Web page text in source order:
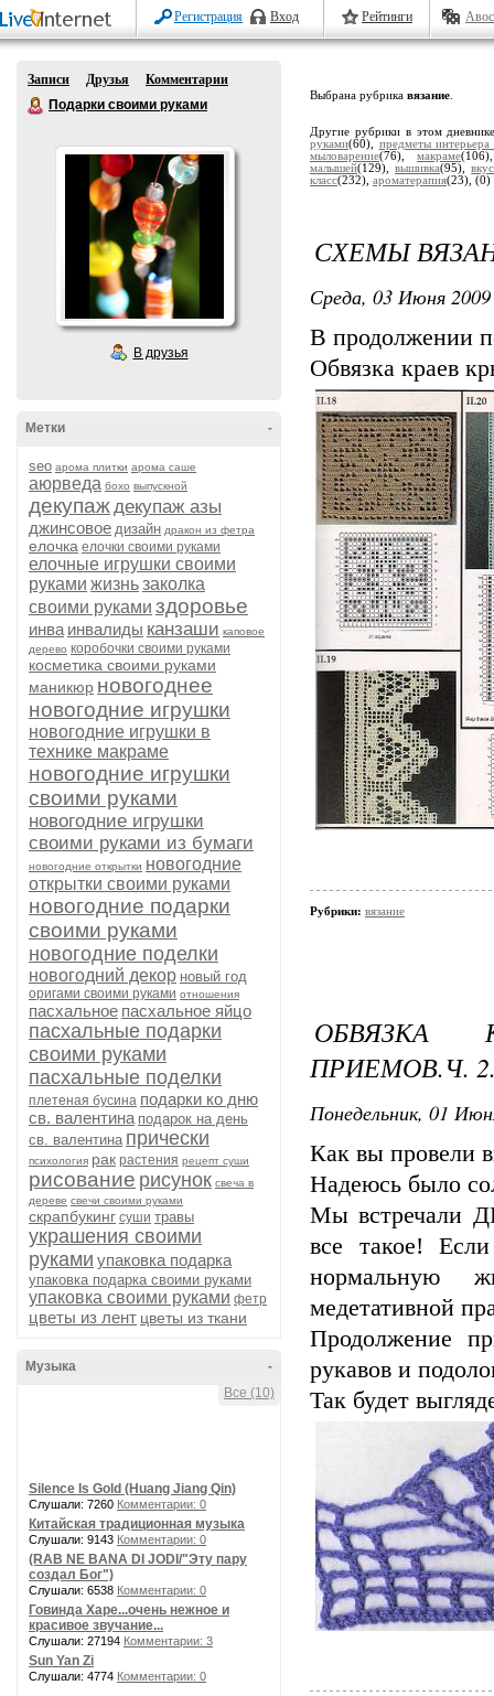
Регистрация Вход Рейтинги
Записи Друзья
Комментарии
Подарки своими руками
В друзья
-
Метки
seo арома плитки арома саше
аюрведа бохо выпускной
декупаждекупаж азы
джинсовое дизайн дракон из фетра
елочка елочки своими руками
елочные игрушки своими
руками жизньзаколка
своими руками здоровье
инва инвалиды канзаши каповое
дерево коробочки своими руками
косметика своими руками
маникюр новогоднее
новогодние игрушки
новогодние игрушки в
технике макраме
новогодние игрушки
своими руками
новогодние игрушки
своими руками из бумаги
новогодние открытки новогодние
открытки своими руками
новогодние подарки
своими руками
новогодние поделки
новогодний декор новый год
оригами своими руками отношения
пасхальное пасхальное яйцо
пасхальные подарки
своими руками
пасхальные поделки
плетеная бусина подарки ко дню
св. валентина подарок на день
св. валентина прически
психология рак растения рецепт суши
рисование рисунок свеча в
дереве свечи своими руками
скрапбукинг суши травы
украшения своими
руками упаковка подарка
упаковка подарка своими руками
упаковка своими руками фетр
цветы из лент цветы из ткани
-
Музыка
Все (10)
Silence Is Gold (Huang Jiang Qin)
Слушали: 7260 Комментарии: 0
Китайская традиционная музыка
Слушали: 9143 Комментарии: 0
(RAB NE BANA DI JODI/"Эту пару
создал Бог")
Слушали: 6538 Комментарии: 0
Говинда Харе...очень нежное и
красивое звучание...
Слушали: 27194 Комментарии: 3
Sun Yan Zi
Слушали: 4774 Комментарии: 0
Выбрана рубрика вязание
Другие рубрики в этом
руками(60), предметы
мыловарение(76),макраме
малышей(129),вышивка(95),
класс(232), ароматерапия(23), (0)
СХЕМЫ
Среда, 03 Июня
В продолжении
Обвязка краев
Рубрики: вязание
ОБВЯЗКА
ПРИЕМОВ.Ч.
Понедельник, 01
Как вы провели
Надеюсь было
Мы встречали
все такое!
нормальную
медетативной
Продолжение
рукавов и
Так будет